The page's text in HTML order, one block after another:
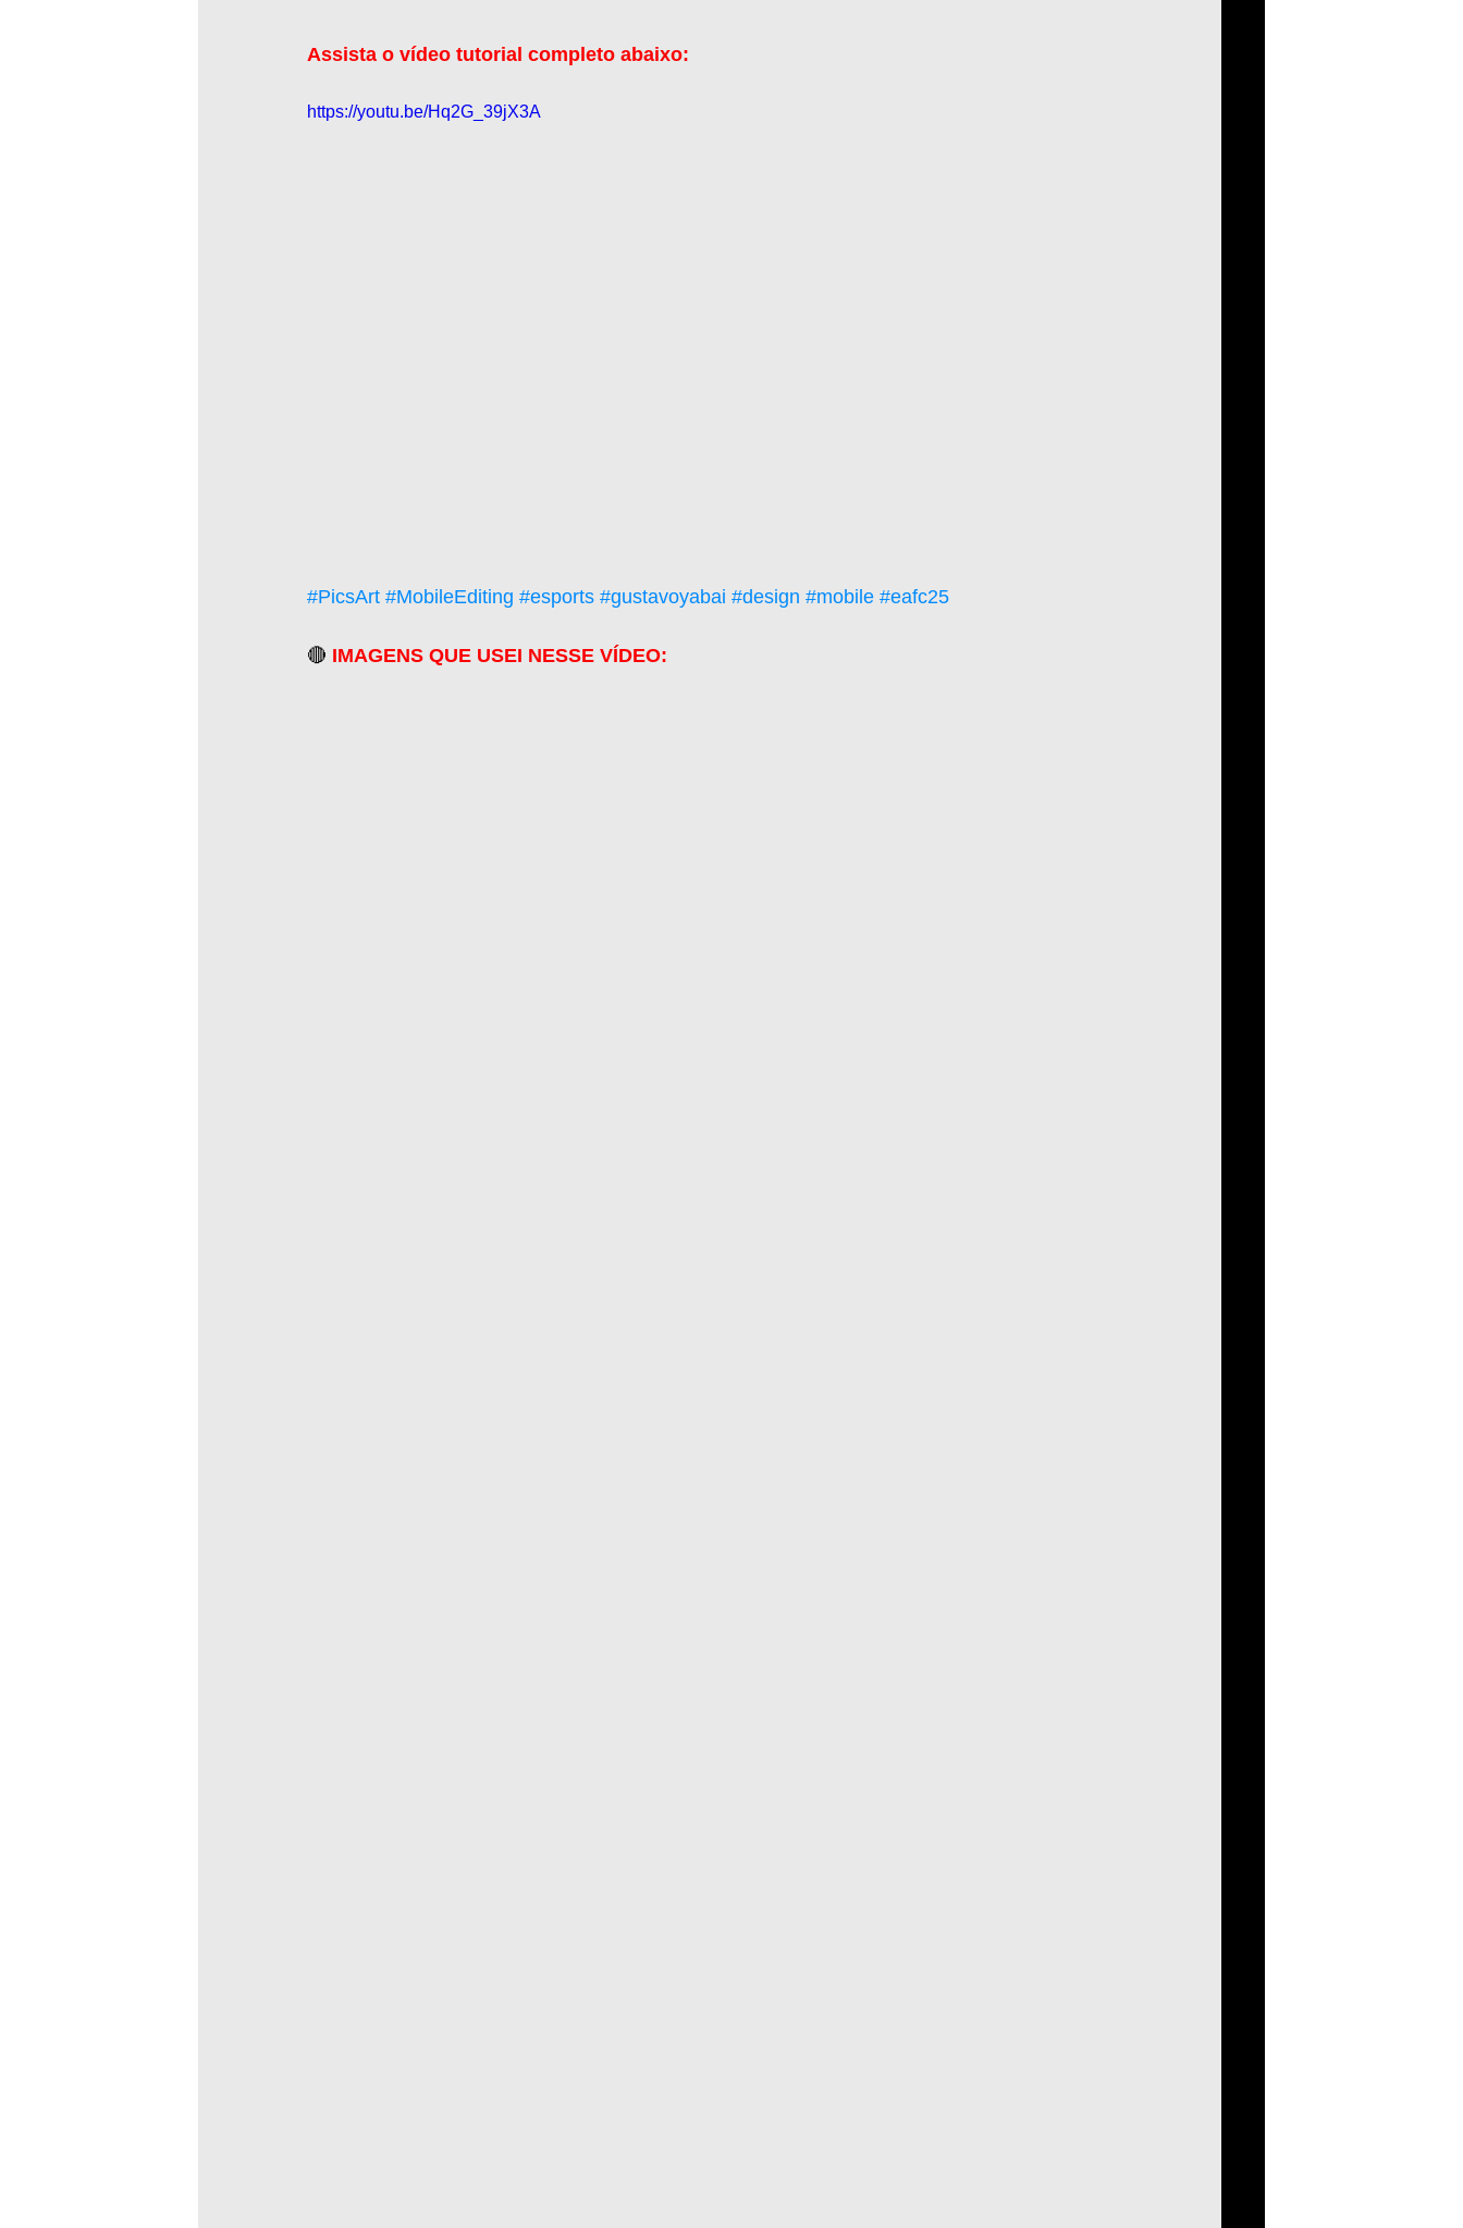
Assista o vídeo tutorial completo abaixo:
https://youtu.be/Hq2G_39jX3A
#PicsArt #MobileEditing #esports #gustavoyabai #design #mobile #eafc25
🔴 IMAGENS QUE USEI NESSE VÍDEO: